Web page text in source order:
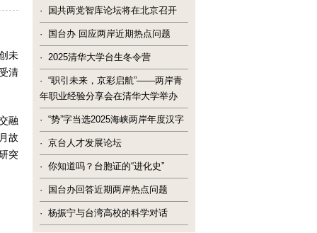
未
清
融
故
突
· 国共两党智库论坛将在北京召开
· 国台办 回应两岸近期热点问题
· 2025清华大学台生冬令营
· “职引未来，京彩启航”——两岸青
年职业经验分享会在清华大学举办
· “势”字当选2025海峡两岸年度汉字
· 京台人才发展论坛
· 你知道吗？台胞证的“进化史”
· 国台办回答近期两岸热点问题
· 杨振宁与台湾高校的科学对话